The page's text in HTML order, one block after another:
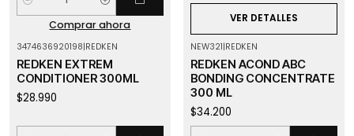
Cantidad
Comprar ahora
VER DETALLES
3474636920198|REDKEN
REDKEN EXTREM
CONDITIONER 300ML
$28.990
NEW321|REDKEN
REDKEN ACOND ABC
BONDING CONCENTRATE
300 ML
$34.200